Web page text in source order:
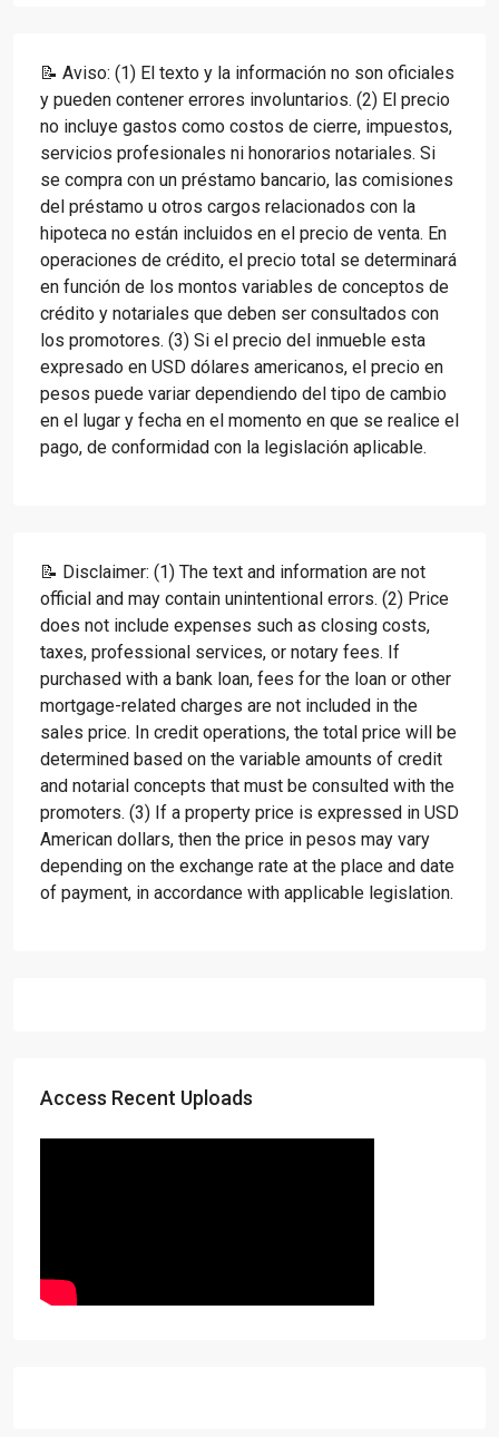
📝 Aviso: (1) El texto y la información no son oficiales
y pueden contener errores involuntarios. (2) El precio
no incluye gastos como costos de cierre, impuestos,
servicios profesionales ni honorarios notariales. Si
se compra con un préstamo bancario, las comisiones
del préstamo u otros cargos relacionados con la
hipoteca no están incluidos en el precio de venta. En
operaciones de crédito, el precio total se determinará
en función de los montos variables de conceptos de
crédito y notariales que deben ser consultados con
los promotores. (3) Si el precio del inmueble esta
expresado en USD dólares americanos, el precio en
pesos puede variar dependiendo del tipo de cambio
en el lugar y fecha en el momento en que se realice el
pago, de conformidad con la legislación aplicable.
📝 Disclaimer: (1) The text and information are not
official and may contain unintentional errors. (2) Price
does not include expenses such as closing costs,
taxes, professional services, or notary fees. If
purchased with a bank loan, fees for the loan or other
mortgage-related charges are not included in the
sales price. In credit operations, the total price will be
determined based on the variable amounts of credit
and notarial concepts that must be consulted with the
promoters. (3) If a property price is expressed in USD
American dollars, then the price in pesos may vary
depending on the exchange rate at the place and date
of payment, in accordance with applicable legislation.
Access Recent Uploads